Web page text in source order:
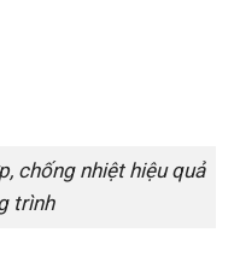
chống nhiệt hiệu quả
trình